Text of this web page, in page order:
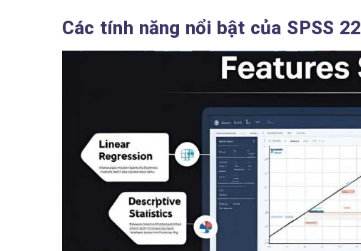
Các tính năng nổi bật của SPSS 22